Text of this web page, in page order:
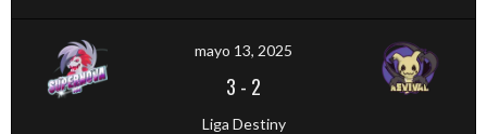
mayo 13, 2025
3 - 2
Liga Destiny